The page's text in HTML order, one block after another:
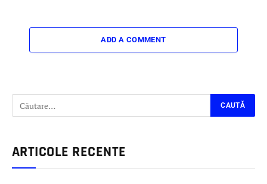
ADD A COMMENT
ARTICOLE RECENTE